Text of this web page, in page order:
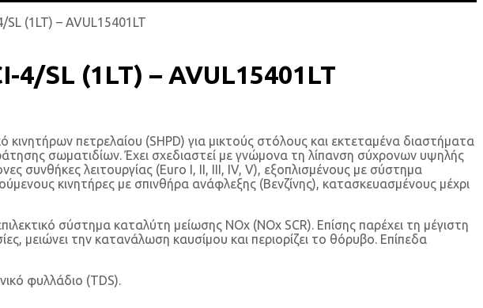
SL (1LT) – AVUL15401LT
4/SL (1LT) – AVUL15401LT
πετρελαίου (SHPD) για μικτούς στόλους και εκτεταμένα διαστήματα
σωματιδίων. Έχει σχεδιαστεί με γνώμονα τη λίπανση σύχρονων υψηλής
συνθήκες λειτουργίας (Euro I, II, III, IV, V), εξοπλισμένους με σύστημα
κινητήρες με σπινθήρα ανάφλεξης (Βενζίνης), κατασκευασμένους μέχρι
σύστημα καταλύτη μείωσης NOx (NOx SCR). Επίσης παρέχει τη μέγιστη
μειώνει την κατανάλωση καυσίμου και περιορίζει το θόρυβο. Επίπεδα
φυλλάδιο (TDS).